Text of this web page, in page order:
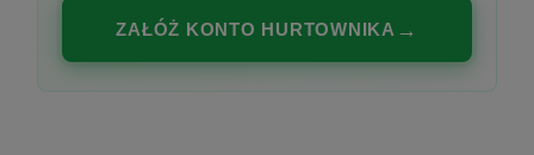
ZAŁÓŻ KONTO HURTOWNIKA